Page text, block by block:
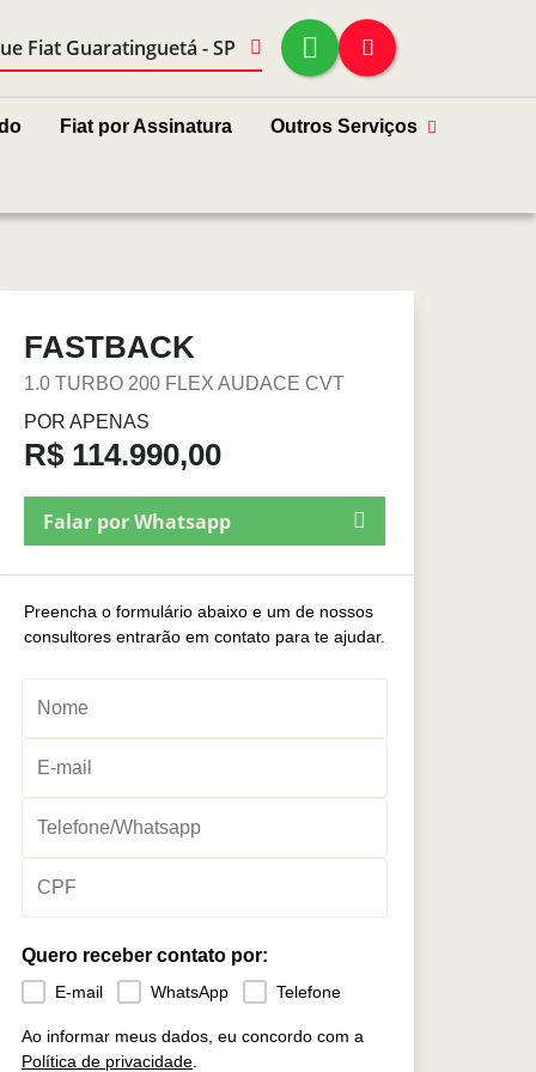
Fiat Guaratinguetá - SP
Fiat por Assinatura Outros Serviços
FASTBACK
1.0 TURBO 200 FLEX AUDACE CVT
POR APENAS
R$ 114.990,00
Falar por Whatsapp
Preencha o formulário abaixo e um de nossos
consultores entrarão em contato para te ajudar.
Quero receber contato por:
E-mail WhatsApp Telefone
Ao informar meus dados, eu concordo com a
Política de privacidade.